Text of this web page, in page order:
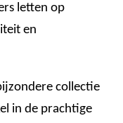
letten op
en
collectie
in de prachtige